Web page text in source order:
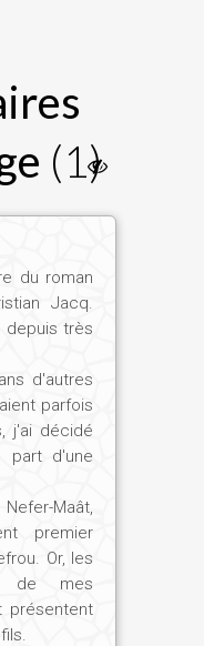
d'or de leur
le
«le bon
mais
architectural
son œuvre
le temps »,
ces trois
connues du
il d'autres ?
à
la plus au
et les deux
près de la
la rouge » et
à double
(1)
du roman
Jacq.
depuis très
d'autres
parfois
j'ai décidé
d'une
Maât,
premier
Or, les
de mes
présentent